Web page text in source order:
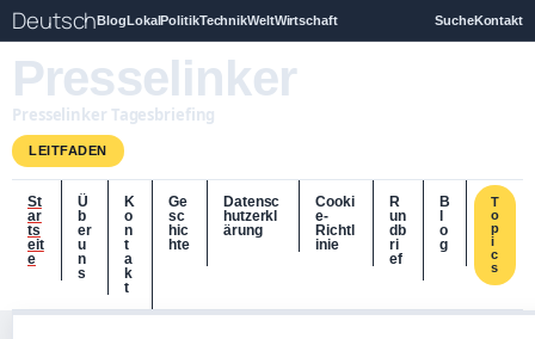
DeutschBlogLokalPolitikTechnikWeltWirtschaft SucheKontakt
Presselinker
Presselinker Tagesbriefing
LEITFADEN
St
ar
ts
eit
e
Ü
b
er
u
n
s
K
o
n
t
a
k
t
Ge
sc
hic
hte
Datensc
hutzerkl
ärung
Cooki
e-
Richtl
inie
R
un
db
ri
ef
B
o
g
T
o
p
i
c
s